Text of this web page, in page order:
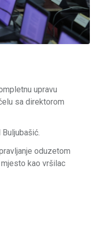
upravu
sa direktorom
oduzetom
kao vršilac